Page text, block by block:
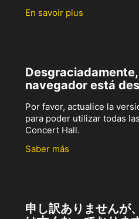
En savoir plus
navegador está
Por favor, actualice la
para poder utilizar todas
Concert Hall.
Saber más
申し訳ありませんが